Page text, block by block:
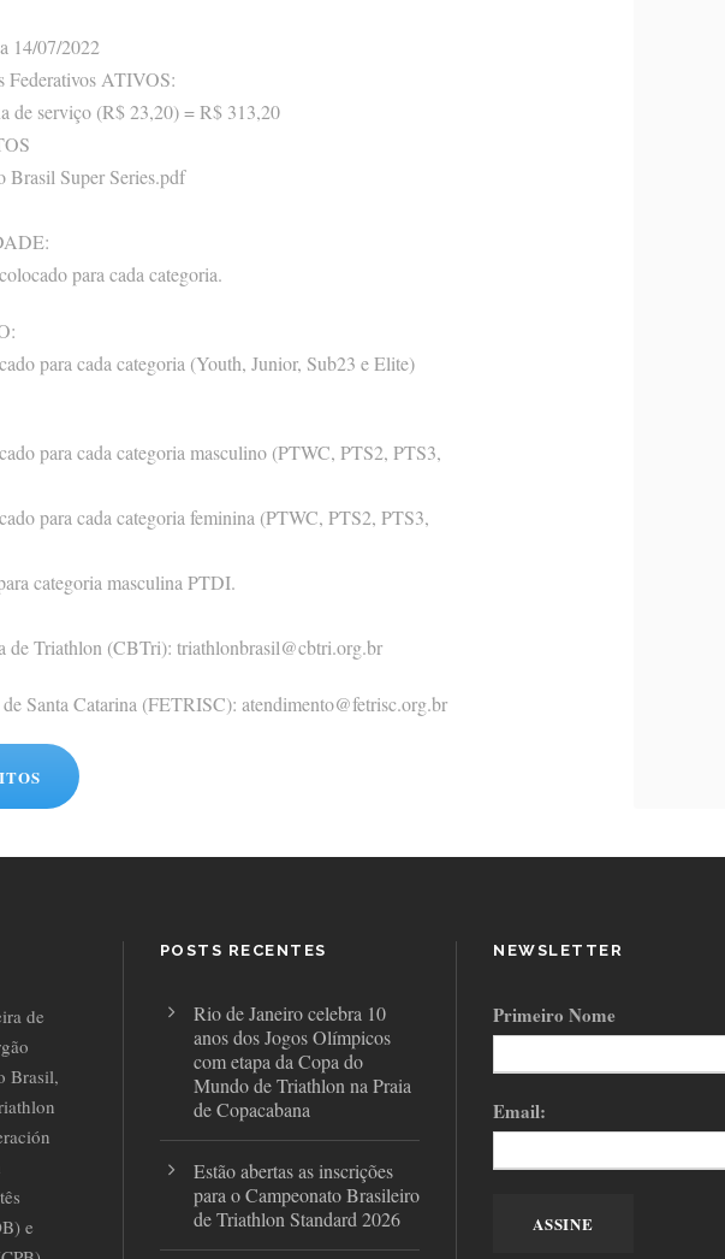
14/07/2022
Federativos ATIVOS:
de serviço (R$ 23,20) = R$ 313,20
Brasil Super Series.pdf
para cada categoria.
para cada categoria (Youth, Junior, Sub23 e Elite)
para cada categoria masculino (PTWC, PTS2, PTS3,
para cada categoria feminina (PTWC, PTS2, PTS3,
categoria masculina PTDI.
de Triathlon (CBTri): triathlonbrasil@cbtri.org.br
Santa Catarina (FETRISC): atendimento@fetrisc.org.br
de
Brasil,
e
POSTS RECENTES
Rio de Janeiro celebra 10
anos dos Jogos Olímpicos
com etapa da Copa do
Mundo de Triathlon na Praia
de Copacabana
Estão abertas as inscrições
para o Campeonato Brasileiro
de Triathlon Standard 2026
NEWSLETTER
Primeiro Nome
Email: